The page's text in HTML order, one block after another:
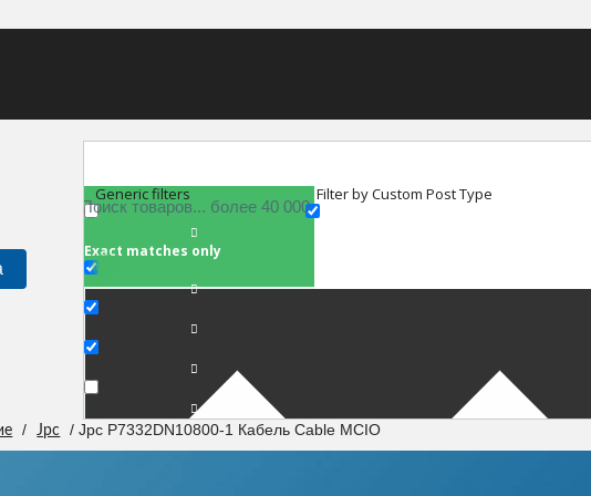
Generic filters
Exact matches only
Filter by Custom Post Type
/ Jpc / Jpc P7332DN10800-1 Кабель Cable MCIO